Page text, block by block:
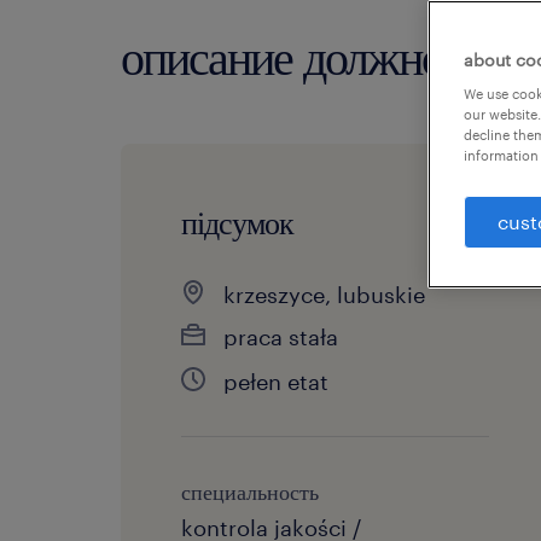
описание должности
підсумок
krzeszyce, lubuskie
praca stała
pełen etat
специальность
kontrola jakości /
about
We use
our
decline
information